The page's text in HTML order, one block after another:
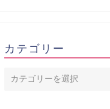
カテゴリー